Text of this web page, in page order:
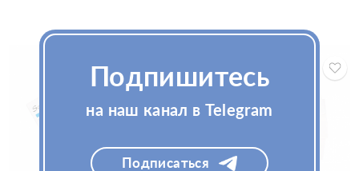
Подпишитесь
на наш канал в Telegram
Подписаться